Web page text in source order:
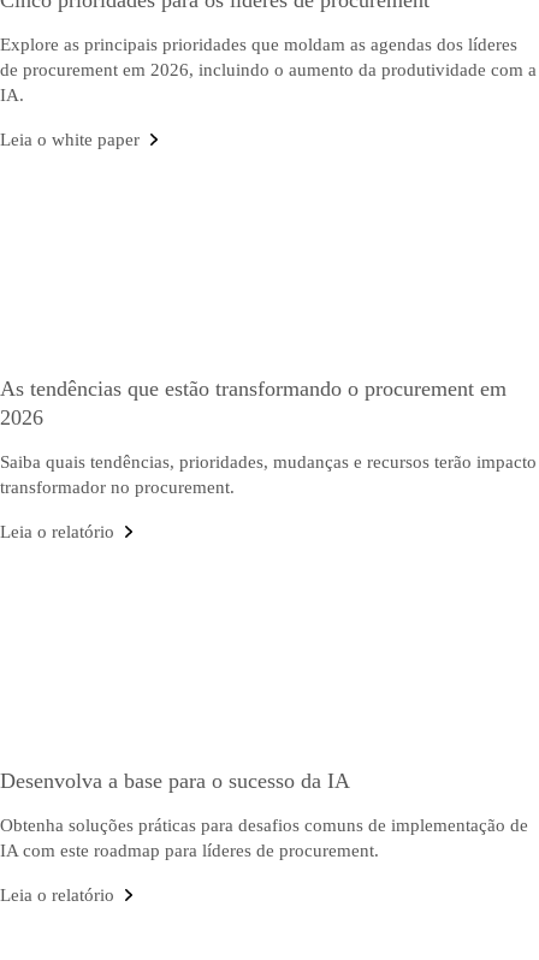
Explore as principais prioridades que moldam as agendas dos líderes
de procurement em 2026, incluindo o aumento da produtividade com a
IA.
Leia o white paper
As tendências que estão transformando o procurement em
2026
Saiba quais tendências, prioridades, mudanças e recursos terão impacto
transformador no procurement.
Leia o relatório
Desenvolva a base para o sucesso da IA
Obtenha soluções práticas para desafios comuns de implementação de
IA com este roadmap para líderes de procurement.
Leia o relatório